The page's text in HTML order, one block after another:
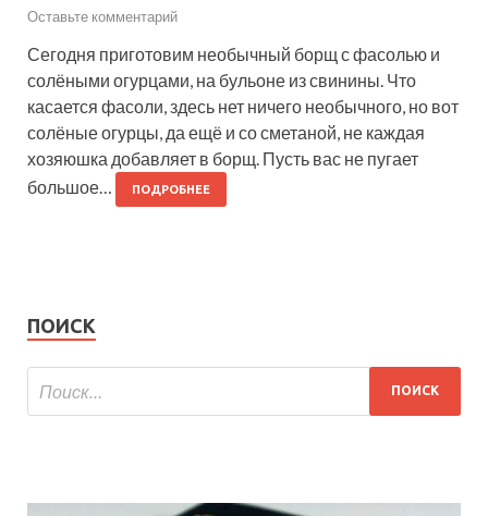
Оставьте комментарий
Сегодня приготовим необычный борщ с фасолью и
солёными огурцами, на бульоне из свинины. Что
касается фасоли, здесь нет ничего необычного, но вот
солёные огурцы, да ещё и со сметаной, не каждая
хозяюшка добавляет в борщ. Пусть вас не пугает
большое…
ПОДРОБНЕЕ
ПОИСК